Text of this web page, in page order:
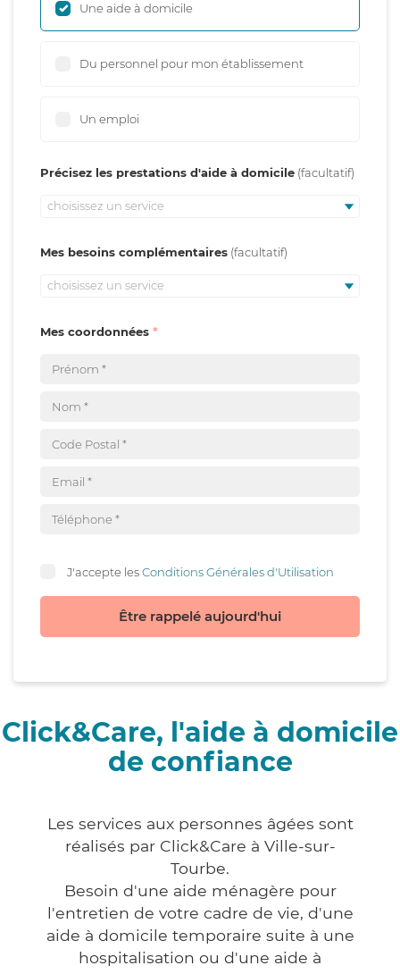
Une aide à domicile
Du personnel pour mon établissement
Un emploi
Précisez les prestations d'aide à domicile
choisissez un service
Mes besoins complémentaires
choisissez un service
Mes coordonnées
J'accepte lesConditions Générales d'Utilisation
Être rappelé aujourd'hui
Click&Care, l'aide à domicile
de confiance
Les services aux personnes âgées sont
réalisés par Click&Care à Ville-sur-
Tourbe.
Besoin d'une aide ménagère pour
l'entretien de votre cadre de vie, d'une
aide à domicile temporaire suite à une
hospitalisation ou d'une aide à